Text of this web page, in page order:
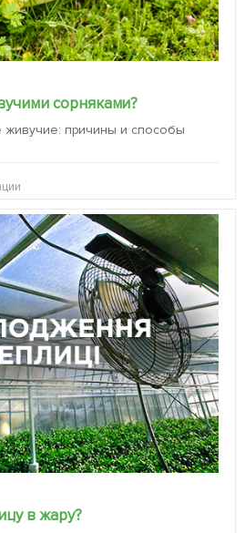
сорняками?
живучие: причины и способы
в жару?